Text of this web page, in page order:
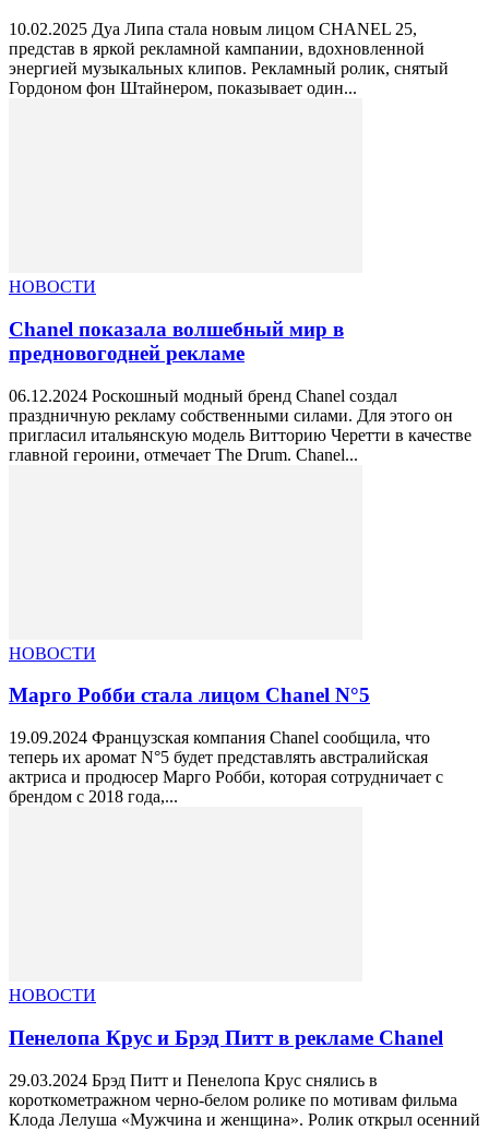
10.02.2025 Дуа Липа стала новым лицом CHANEL 25,
представ в яркой рекламной кампании, вдохновленной
энергией музыкальных клипов. Рекламный ролик, снятый
Гордоном фон Штайнером, показывает один...
НОВОСТИ
Chanel показала волшебный мир в
предновогодней рекламе
06.12.2024 Роскошный модный бренд Chanel создал
праздничную рекламу собственными силами. Для этого он
пригласил итальянскую модель Витторию Черетти в качестве
главной героини, отмечает The Drum. Chanel...
НОВОСТИ
Марго Робби стала лицом Chanel N°5
19.09.2024 Французская компания Chanel сообщила, что
теперь их аромат N°5 будет представлять австралийская
актриса и продюсер Марго Робби, которая сотрудничает с
брендом с 2018 года,...
НОВОСТИ
Пенелопа Крус и Брэд Питт в рекламе Chanel
29.03.2024 Брэд Питт и Пенелопа Крус снялись в
короткометражном черно-белом ролике по мотивам фильма
Клода Лелуша «Мужчина и женщина». Ролик открыл осенний